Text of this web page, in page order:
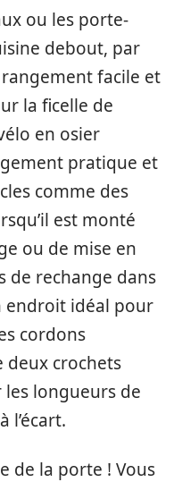
ou les porte-
debout, par
facile et
la ficelle de
en osier
pratique et
comme des
est monté
ou de mise en
de rechange dans
endroit idéal pour
cordons
deux crochets
longueurs de
l’écart.
de la porte ! Vous